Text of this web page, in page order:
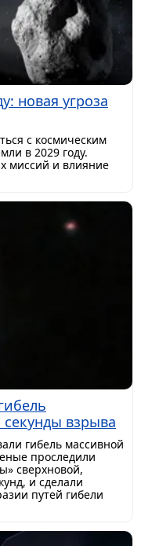
новая угроза
с космическим
в 2029 году.
миссий и влияние
взрыва
гибель массивной
проследили
сверхновой,
и сделали
путей гибели